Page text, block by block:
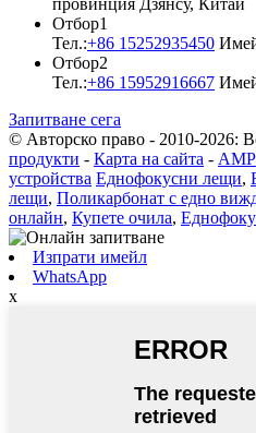
Отбор1
Тел.:+86 15252935450
Отбор2
Тел.:+86 15952916667
Запитване сега
© Авторско право - 2010-2026:
продукти - Карта на сайта -
устройства Еднофокусни лещи,
лещи, Поликарбонат с едно
онлайн, Купете очила,
Изпрати имейл
WhatsApp
x